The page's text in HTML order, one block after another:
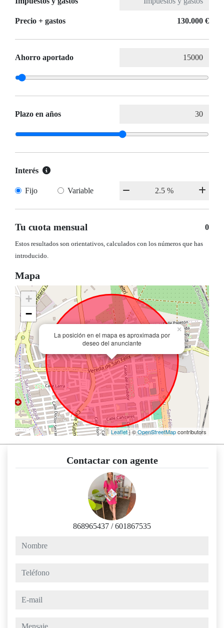
Precio + gastos 130.000 €
Ahorro aportado
Plazo en años
Interés
Fijo Variable
Tu cuota mensual 0
Estos resultados son orientativos, calculados con los números que has
introducido.
Mapa
La posición en el mapa es aproximada por
deseo del anunciante
×
+
−
Leaflet| ©OpenStreetMapcontributors
Contactar con agente
868965437 /601867535
nombre
teléfono
e-mail
mensaje